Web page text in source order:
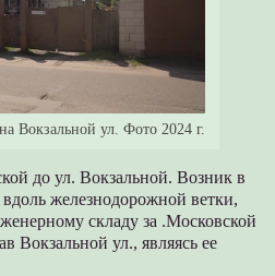
Вокзальной ул. Фото 2024 г.
до ул. Вокзальной. Возник в
железнодорожной ветки,
складу за .Московской
Вокзальной ул., являясь ее